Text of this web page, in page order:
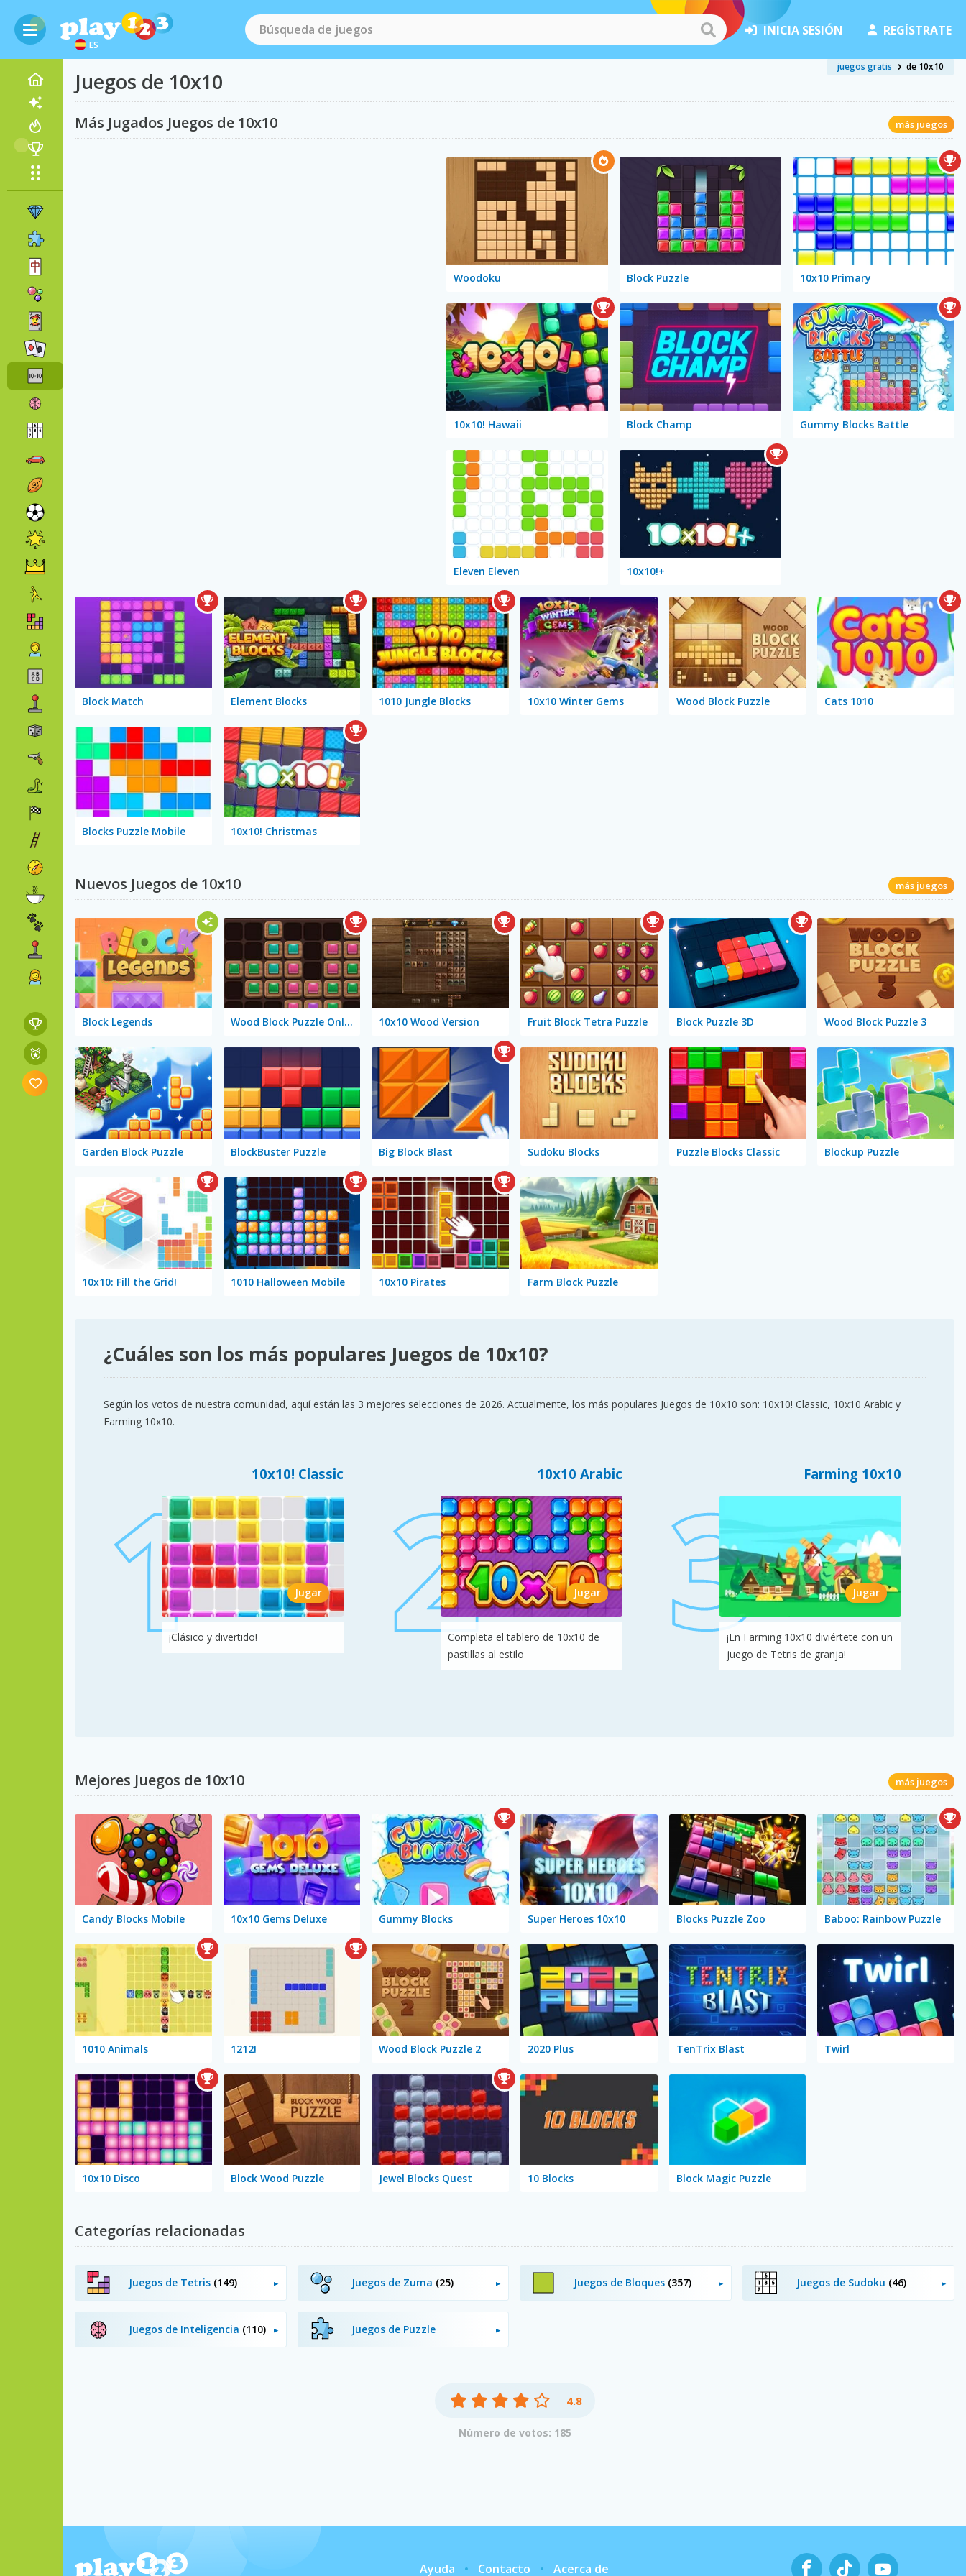
ES
INICIA SESIÓN REGÍSTRATE
Juegos de 10x10
juegos gratis de 10x10
Más Jugados Juegos de 10x10 más juegos
Woodoku Block Puzzle 10x10 Primary
10x10! Hawaii Block Champ Gummy Blocks Battle
Eleven Eleven 10x10!+
Block Match Element Blocks 1010 Jungle Blocks 10x10 Winter Gems Wood Block Puzzle Cats 1010
Blocks Puzzle Mobile 10x10! Christmas
Nuevos Juegos de 10x10 más juegos
Block Legends Wood Block Puzzle Online 10x10 Wood Version Fruit Block Tetra Puzzle Block Puzzle 3D Wood Block Puzzle 3
Garden Block Puzzle BlockBuster Puzzle Big Block Blast Sudoku Blocks Puzzle Blocks Classic Blockup Puzzle
10x10: Fill the Grid! 1010 Halloween Mobile 10x10 Pirates Farm Block Puzzle
¿Cuáles son los más populares Juegos de 10x10?
Según los votos de nuestra comunidad, aquí están las 3 mejores selecciones de 2026. Actualmente, los más populares Juegos de 10x10 son: 10x10! Classic, 10x10 Arabic y
Farming 10x10.
10x10! Classic
Jugar
¡Clásico y divertido!
10x10 Arabic
Jugar
Completa el tablero de 10x10 de
pastillas al estilo
Farming 10x10
Jugar
¡En Farming 10x10 diviértete con un
juego de Tetris de granja!
Mejores Juegos de 10x10 más juegos
Candy Blocks Mobile 10x10 Gems Deluxe Gummy Blocks Super Heroes 10x10 Blocks Puzzle Zoo Baboo: Rainbow Puzzle
1010 Animals 1212! Wood Block Puzzle 2 2020 Plus TenTrix Blast Twirl
10x10 Disco Block Wood Puzzle Jewel Blocks Quest 10 Blocks Block Magic Puzzle
Categorías relacionadas
Juegos de Tetris (149) Juegos de Zuma (25) Juegos de Bloques (357) Juegos de Sudoku (46)
Juegos de Inteligencia (110) Juegos de Puzzle
4.8
Número de votos: 185
Ayuda Contacto Acerca de